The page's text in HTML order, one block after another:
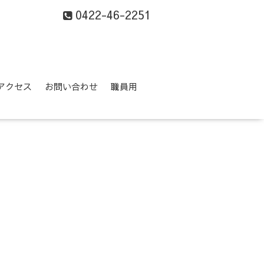
0422-46-2251
クセス お問い合わせ
職員用